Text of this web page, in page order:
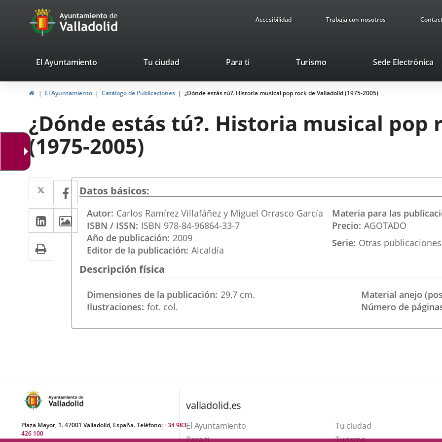
Portal
Web
Ayuntamiento
de
Valladolid
Accesibilidad Trabaja con nosotros
valladolid.es
El Ayuntamiento Tu ciudad Para ti TurismoThis
will
open
pop-
Sede Electrónica
HomeEl Ayuntamiento Catálogo de Publicaciones ¿Dónde estás tú?. Historia musical pop rock de Valladolid (1975-2005)
¿Dónde estás tú?. Historia musical pop
(1975-2005)
Twitter
Enlace
a
una
aplicación
externa.
Facebook
Enlace
a
una
aplicación
externa.
Linkedin
Enlace
a
una
aplicación
externa.
Images
Datos básicos
Autor Carlos Ramírez Villafáñez y Miguel Orrasco García
ISBN / ISSN ISBN 978-84-96864-33-7
Año de publicación 2009
Editor de la publicación Alcaldía
Materia para las
Precio AGOTADO
Serie Otras publicaciones
Descripción física
Dimensiones de la publicación 29,7 cm.
Ilustraciones fot. col.
Material anejo
Número de
Plaza Mayor, 1. 47001 Valladolid, España. Teléfono:+34 983
426 100
valladolid.es
El Ayuntamiento
Tu ciudad
Para ti
TurismoThis